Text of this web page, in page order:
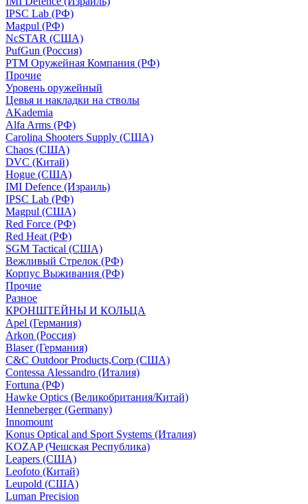
IPSC Lab (РФ)
Magpul (РФ)
NcSTAR (США)
PufGun (Россия)
РТМ Оружейная Компания (РФ)
Прочие
Уровень оружейный
Цевья и накладки на стволы
AKademia
Alfa Arms (РФ)
Carolina Shooters Supply (США)
Chaos (США)
DVC (Китай)
Hogue (США)
IMI Defence (Израиль)
IPSC Lab (РФ)
Magpul (США)
Red Force (РФ)
Red Heat (РФ)
SGM Tactical (США)
Вежливый Стрелок (РФ)
Корпус Выживания (РФ)
Прочие
Разное
КРОНШТЕЙНЫ И КОЛЬЦА
Apel (Германия)
Arkon (Россия)
Blaser (Германия)
C&C Outdoor Products,Corp (США)
Contessa Alessandro (Италия)
Fortuna (РФ)
Hawke Optics (Великобритания/Китай)
Henneberger (Germany)
Innomount
Konus Optical and Sport Systems (Италия)
KOZAP (Чешская Республика)
Leapers (США)
Leofoto (Китай)
Leupold (США)
Luman Precision